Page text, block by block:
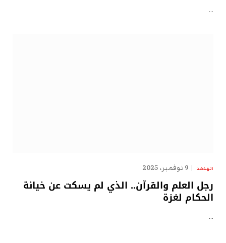
…
الهدهد 9 نوفمبر، 2025
رجل العلم والقرآن.. الذي لم يسكت عن خيانة
الحكام لغزة
…